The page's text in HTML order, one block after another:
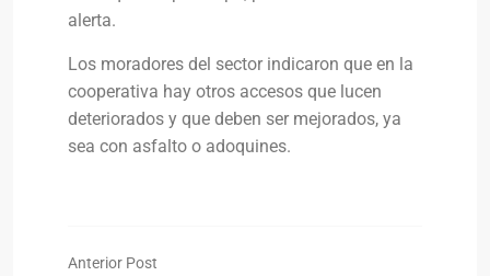
alerta.
Los moradores del sector indicaron que en la
cooperativa hay otros accesos que lucen
deteriorados y que deben ser mejorados, ya
sea con asfalto o adoquines.
Anterior Post